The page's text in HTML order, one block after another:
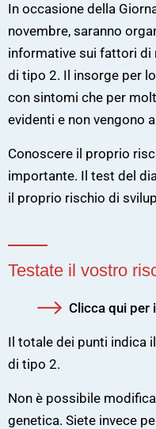
In occasione della
novembre, saranno
informative sui fattori di
di tipo 2. Il insorge per
con sintomi che per
evidenti e non vengono
Conoscere il proprio
importante. Il test del
il proprio rischio di
Testate il vostro
Clicca qui per
Il totale dei punti indica
di tipo 2.
Non è possibile
genetica. Siete invece